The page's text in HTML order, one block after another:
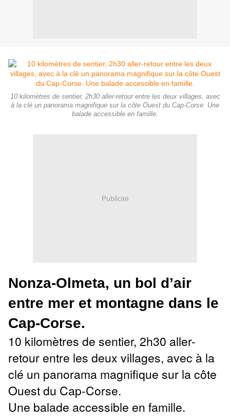
10 kilomètres de sentier, 2h30 aller-retour entre les deux villages, avec
à la clé un panorama magnifique sur la côte Ouest du Cap-Corse. Une
balade accessible en famille.
Publicité
Nonza-Olmeta, un bol d’air
entre mer et montagne dans le
Cap-Corse.
10 kilomètres de sentier, 2h30 aller-
retour entre les deux villages, avec à la
clé un panorama magnifique sur la côte
Ouest du Cap-Corse.
Une balade accessible en famille.